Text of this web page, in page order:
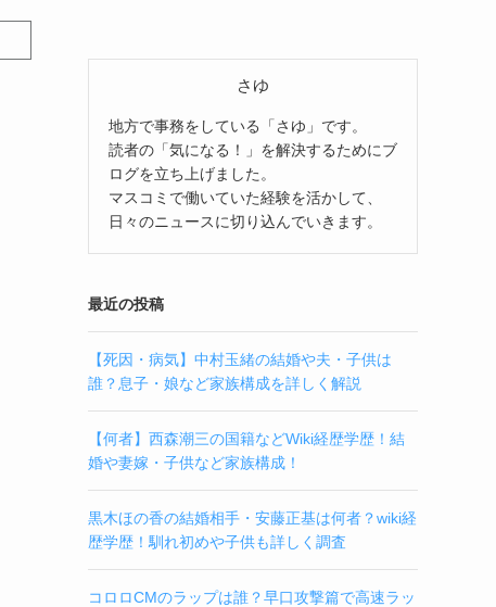
さゆ
地方で事務をしている「さゆ」です。
読者の「気になる！」を解決するためにブ
ログを立ち上げました。
マスコミで働いていた経験を活かして、
日々のニュースに切り込んでいきます。
最近の投稿
【死因・病気】中村玉緒の結婚や夫・子供は
誰？息子・娘など家族構成を詳しく解説
【何者】西森潮三の国籍などWiki経歴学歴！結
婚や妻嫁・子供など家族構成！
黒木ほの香の結婚相手・安藤正基は何者？wiki経
歴学歴！馴れ初めや子供も詳しく調査
コロロCMのラップは誰？早口攻撃篇で高速ラッ